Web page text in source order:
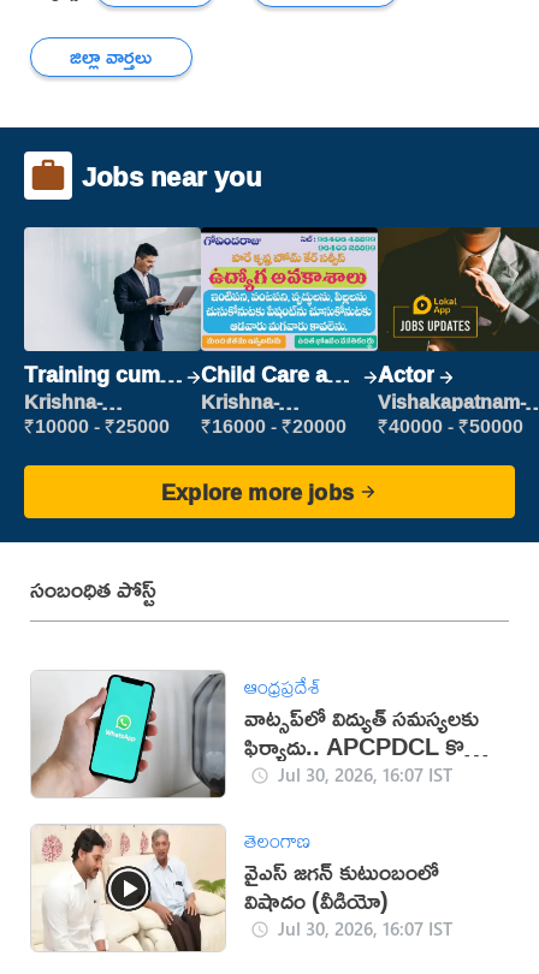
జిల్లా వార్తలు
Jobs near you
Training cum
Placement
Krishna-
vijayawada
₹10000 - ₹25000
Child Care and
Patient care
Krishna-
vijayawada
₹16000 - ₹20000
Actor
Vishakapatnam-
new
₹40000 - ₹50000
Explore more jobs
సంబంధిత పోస్ట్
ఆంధ్రప్రదేశ్
వాట్సప్‌లో విద్యుత్ సమస్యలకు
ఫిర్యాదు.. APCPDCL కొత్త
సేవలుJul 30, 2026, 16:07 IST
తెలంగాణ
వైఎస్ జగన్ కుటుంబంలో
విషాదం (వీడియో)
Jul 30, 2026, 16:07 IST